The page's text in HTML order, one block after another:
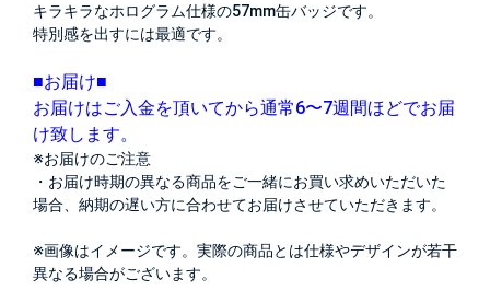
キラキラなホログラム仕様の57mm缶バッジです。
特別感を出すには最適です。
■お届け■
お届けはご入金を頂いてから通常6〜7週間ほどでお届
け致します。
※お届けのご注意
・お届け時期の異なる商品をご一緒にお買い求めいただいた
場合、納期の遅い方に合わせてお届けさせていただきます。
※画像はイメージです。実際の商品とは仕様やデザインが若干
異なる場合がございます。